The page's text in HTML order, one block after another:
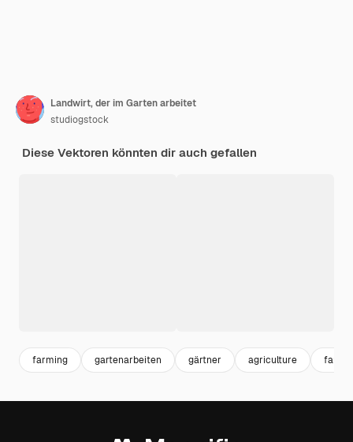
Landwirt, der im Garten arbeitet
studiogstock
Diese Vektoren könnten dir auch gefallen
farming gartenarbeiten gärtner agriculture farm